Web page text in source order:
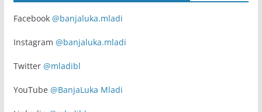
Facebook @banjaluka.mladi
Instagram @banjaluka.mladi
Twitter @mladibl
YouTube @BanjaLuka Mladi